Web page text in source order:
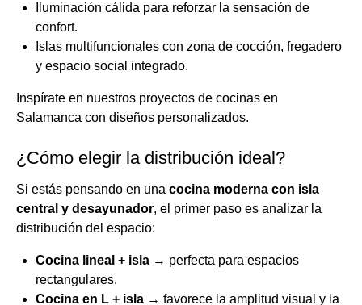
Iluminación cálida para reforzar la sensación de
confort.
Islas multifuncionales con zona de cocción, fregadero
y espacio social integrado.
Inspírate en nuestros proyectos de cocinas en
Salamanca con diseños personalizados.
¿Cómo elegir la distribución ideal?
Si estás pensando en una cocina moderna con isla
central y desayunador, el primer paso es analizar la
distribución del espacio:
Cocina lineal + isla → perfecta para espacios
rectangulares.
Cocina en L + isla → favorece la amplitud visual y la